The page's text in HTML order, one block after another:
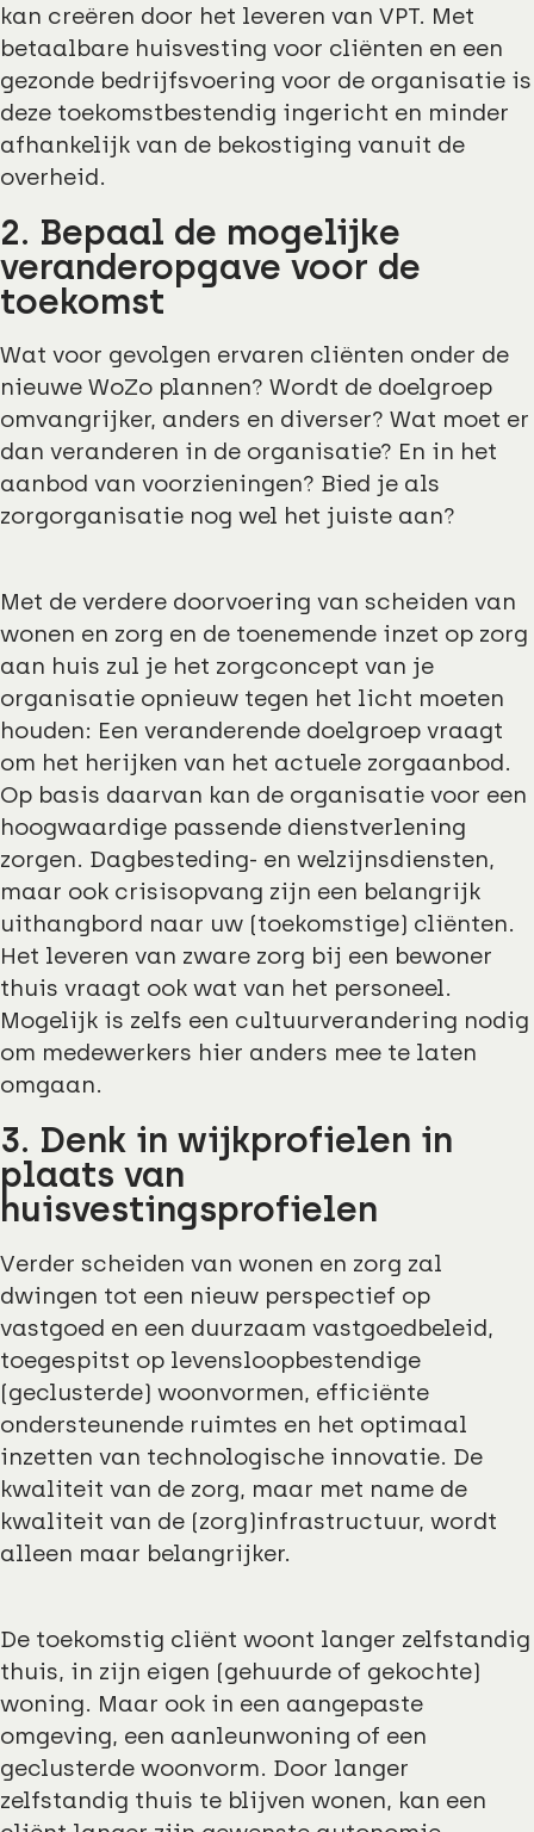
kan creëren door het leveren van VPT. Met
betaalbare huisvesting voor cliënten en een
gezonde bedrijfsvoering voor de organisatie is
deze toekomstbestendig ingericht en minder
afhankelijk van de bekostiging vanuit de
overheid.
2. Bepaal de mogelijke
veranderopgave voor de
toekomst
Wat voor gevolgen ervaren cliënten onder de
nieuwe WoZo plannen? Wordt de doelgroep
omvangrijker, anders en diverser? Wat moet er
dan veranderen in de organisatie? En in het
aanbod van voorzieningen? Bied je als
zorgorganisatie nog wel het juiste aan?
Met de verdere doorvoering van scheiden van
wonen en zorg en de toenemende inzet op zorg
aan huis zul je het zorgconcept van je
organisatie opnieuw tegen het licht moeten
houden: Een veranderende doelgroep vraagt
om het herijken van het actuele zorgaanbod.
Op basis daarvan kan de organisatie voor een
hoogwaardige passende dienstverlening
zorgen. Dagbesteding- en welzijnsdiensten,
maar ook crisisopvang zijn een belangrijk
uithangbord naar uw (toekomstige) cliënten.
Het leveren van zware zorg bij een bewoner
thuis vraagt ook wat van het personeel.
Mogelijk is zelfs een cultuurverandering nodig
om medewerkers hier anders mee te laten
omgaan.
3. Denk in wijkprofielen in
plaats van
huisvestingsprofielen
Verder scheiden van wonen en zorg zal
dwingen tot een nieuw perspectief op
vastgoed en een duurzaam vastgoedbeleid,
toegespitst op levensloopbestendige
(geclusterde) woonvormen, efficiënte
ondersteunende ruimtes en het optimaal
inzetten van technologische innovatie. De
kwaliteit van de zorg, maar met name de
kwaliteit van de (zorg)infrastructuur, wordt
alleen maar belangrijker.
De toekomstig cliënt woont langer zelfstandig
thuis, in zijn eigen (gehuurde of gekochte)
woning. Maar ook in een aangepaste
omgeving, een aanleunwoning of een
geclusterde woonvorm. Door langer
zelfstandig thuis te blijven wonen, kan een